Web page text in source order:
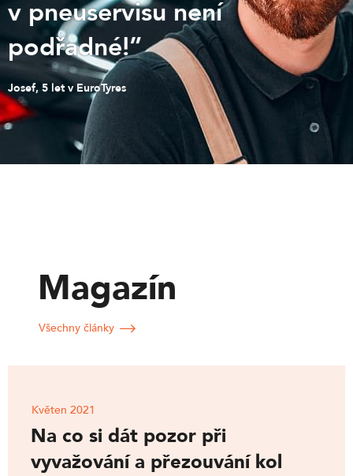
v pneuservisu není
podřadné!”
Josef, 5 let v EuroTyres
Magazín
Všechny články
Na co si dát pozor při
vyvažování a přezouvání kol
Květen 2021